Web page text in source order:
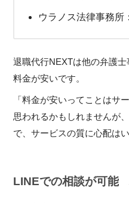
ウラノス法律事務所
退職代行NEXTは他の弁護
料金が安いです。
「料金が安いってことはサ
思われるかもしれませんが
で、サービスの質に心配はい
LINEでの相談が可能